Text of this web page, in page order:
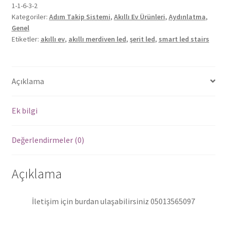
Adım
Takip
Sistemi
-
Merdiven
adet
1-1-6-3-2
Kategoriler: Adım Takip Sistemi, Akıllı Ev Ürünleri, Aydınlatma,
Genel
Etiketler: akıllı ev, akıllı merdiven led, şerit led, smart led stairs
Açıklama
Ek bilgi
Değerlendirmeler (0)
Açıklama
İletişim için burdan ulaşabilirsiniz 05013565097